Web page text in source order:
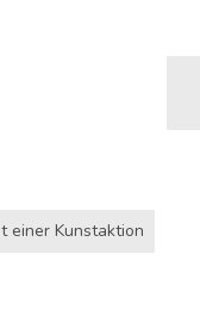
einer Kunstaktion